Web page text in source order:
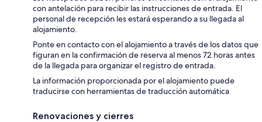
con antelación para recibir las instrucciones de entrada. El
personal de recepción les estará esperando a su llegada al
alojamiento.
Ponte en contacto con el alojamiento a través de los datos que
figuran en la confirmación de reserva al menos 72 horas antes
de la llegada para organizar el registro de entrada.
La información proporcionada por el alojamiento puede
traducirse con herramientas de traducción automática
Renovaciones y cierres